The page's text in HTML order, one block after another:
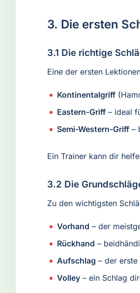
3. Die ersten
3.1 Die richtige
Eine der ersten
Kontinentalgriff
Eastern-Griff – ideal
Semi-Western-Griff –
Ein Trainer kann dir
3.2 Die
Zu den wichtigsten
Vorhand – der
Rückhand –
Aufschlag – der
Volley – ein Schlag